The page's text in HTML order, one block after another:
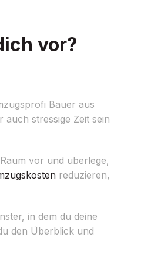
vor?
Bauer aus
stressige Zeit sein
vor und überlege,
reduzieren,
in dem du deine
den Überblick und